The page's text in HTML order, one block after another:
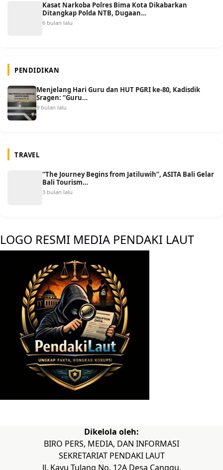
Kasat Narkoba Polres Bima Kota Dikabarkan
Ditangkap Polda NTB, Dugaan…
6 bulan lalu
PENDIDIKAN
Menjelang Hari Guru dan HUT PGRI ke-80, Kadisdik
Sragen: “Guru…
9 bulan lalu
TRAVEL
“The Journey Begins from Jatiluwih”, ASITA Bali Gelar
Bali Tourism…
3 bulan lalu
LOGO RESMI MEDIA PENDAKI LAUT
Dikelola oleh:
BIRO PERS, MEDIA, DAN INFORMASI
SEKRETARIAT PENDAKI LAUT
Jl. Kayu Tulang No. 12A Desa Canggu,